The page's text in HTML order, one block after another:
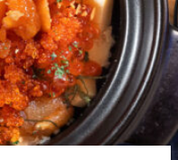
인기 있는 『와규 리브로
Spencer roll meat...